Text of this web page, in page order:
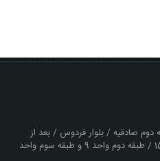
دوم صادقیه / بلوار فردوس / بعد از
چهارراه سلیمی جهرمی / پلاک 159 / طبقه دوم واحد 9 و طبقه سوم واحد